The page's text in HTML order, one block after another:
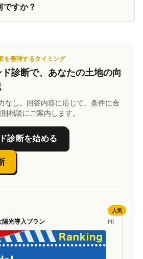
ですか？
を整理するタイミング
診断で、あなたの土地の向
なし。回答内容に応じて、条件に合
相談にご案内します。
診断を始める
光導入プラン PR
人気